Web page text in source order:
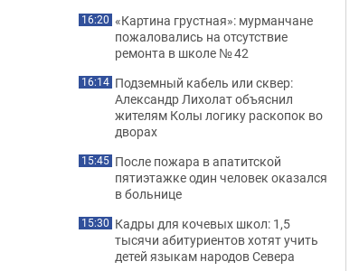
16:20 «Картина грустная»: мурманчане
пожаловались на отсутствие
ремонта в школе № 42
16:14 Подземный кабель или сквер:
Александр Лихолат объяснил
жителям Колы логику раскопок во
дворах
15:45 После пожара в апатитской
пятиэтажке один человек оказался
в больнице
15:30 Кадры для кочевых школ: 1,5
тысячи абитуриентов хотят учить
детей языкам народов Севера